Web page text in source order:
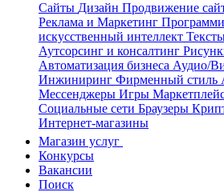
Сайты Дизайн Продвижение
Реклама и Маркетинг
искусственный интеллект
Аутсорсинг и консалтинг
Автоматизация бизнеса Аудио/
Инжиниринг Фирменный стиль
Мессенджеры Игры
Социальные сети Браузеры
Интернет-магазины
Магазин услуг
Конкурсы
Вакансии
Поиск